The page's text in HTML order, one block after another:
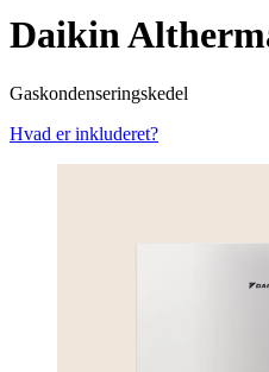
Daikin
Gaskondenseringskedel
Hvad er inkluderet?